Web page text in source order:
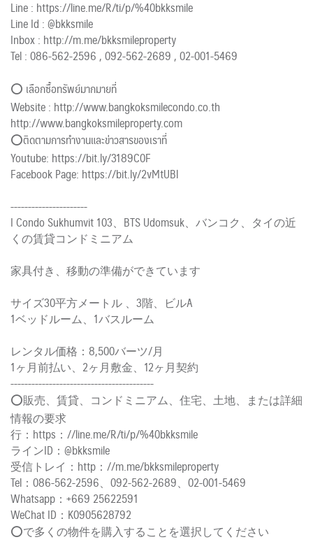
Line : https://line.me/R/ti/p/%40bkksmile
Line Id : @bkksmile
Inbox : http://m.me/bkksmileproperty
Tel : 086-562-2596 , 092-562-2689 , 02-001-5469
⭕ เลือกซื้อทรัพย์มากมายที่
Website : http://www.bangkoksmilecondo.co.th
http://www.bangkoksmileproperty.com
⭕️ติดตามการทำงานและข่าวสารของเราที่
Youtube: https://bit.ly/3189C0F
Facebook Page: https://bit.ly/2vMtUBl
----------------------
I Condo Sukhumvit 103、BTS Udomsuk、バンコク、タイの近
くの賃貸コンドミニアム
家具付き、移動の準備ができています
サイズ30平方メートル 、3階、ビルA
1ベッドルーム、1バスルーム
レンタル価格：8,500バーツ/月
1ヶ月前払い、2ヶ月敷金、12ヶ月契約
-----------------------------------------
⭕️販売、賃貸、コンドミニアム、住宅、土地、または詳細
情報の要求
行：https：//line.me/R/ti/p/%40bkksmile
ラインID：@bkksmile
受信トレイ：http：//m.me/bkksmileproperty
Tel：086-562-2596、092-562-2689、02-001-5469
Whatsapp：+669 25622591
WeChat ID：K0905628792
⭕️で多くの物件を購入することを選択してください